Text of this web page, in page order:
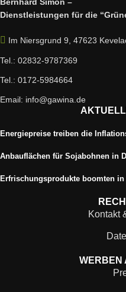
Bernhard Simon –
Dienstleistungen für die
Im Niersgrund 9, 47623
Tel.: 02832-9787369
Tel.: 0172-5984664
Email: info@gawina.de
Energiepreise treiben die
Anbauflächen für Sojabohnen in
Erfrischungsprodukte boomten
Kontakt
WERBEN